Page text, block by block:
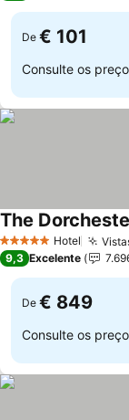
De € 101
Consulte os
5 Estrelas Hotel
The
9,3 Excelente
De € 849
Consulte os